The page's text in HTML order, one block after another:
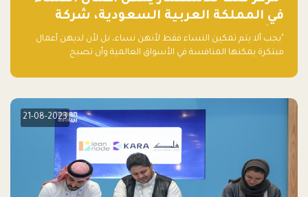
في المملكة العربية السعودية، شركة
ناشئة تلو الأخرى."
"يجب ألا يتم تمكين النساء فقط لأنهن نساء، بل لأن لديهن أعمال
مبتكرة يمكنها المنافسة في الأسواق العالمية وأن تصبح
21-08-2023